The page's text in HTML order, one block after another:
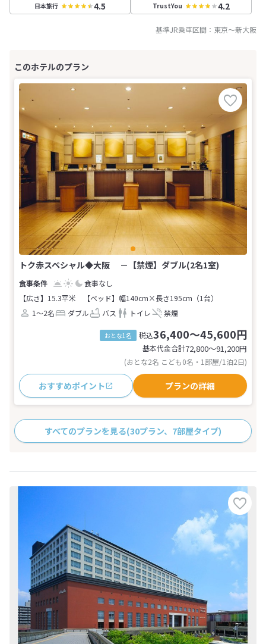
日本旅行 4.5 TrustYou 4.2
基準JR乗車区間： 東京～新大阪
トク赤スペシャル◆大阪 －【禁煙】ダブル(2名1室)
食事なし
【広さ】15.3平米
【ベッド】幅140cm×長さ195cm（1台）
1～2名
ダブル バス トイレ 禁煙
おとな1名 税込36,400～45,600円
基本代金合計72,800〜91,200円
(おとな2名 こども0名・1部屋/1泊2日)
おすすめポイント プランの詳細
すべてのプランを見る(30プラン、7部屋タイプ)